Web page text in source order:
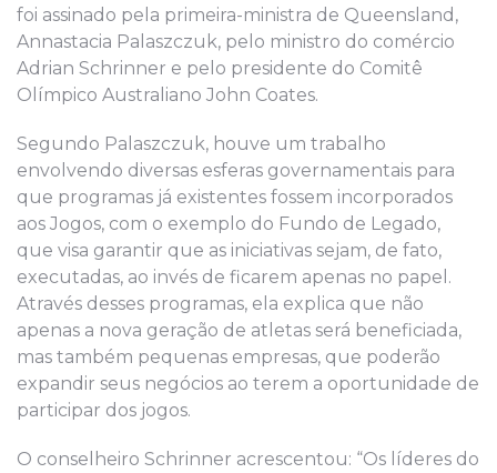
foi assinado pela primeira-ministra de Queensland,
Annastacia Palaszczuk, pelo ministro do comércio
Adrian Schrinner e pelo presidente do Comitê
Olímpico Australiano John Coates.
Segundo Palaszczuk, houve um trabalho
envolvendo diversas esferas governamentais para
que programas já existentes fossem incorporados
aos Jogos, com o exemplo do Fundo de Legado,
que visa garantir que as iniciativas sejam, de fato,
executadas, ao invés de ficarem apenas no papel.
Através desses programas, ela explica que não
apenas a nova geração de atletas será beneficiada,
mas também pequenas empresas, que poderão
expandir seus negócios ao terem a oportunidade de
participar dos jogos.
O conselheiro Schrinner acrescentou: “Os líderes do